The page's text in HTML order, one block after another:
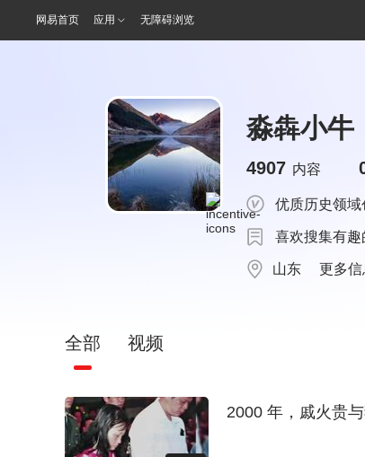
网易首页 应用 无障碍浏览
淼犇小牛
4907 内容
优质历史领域
喜欢搜集有趣
山东 更多信
全部 视频
2000 年，戚火贵